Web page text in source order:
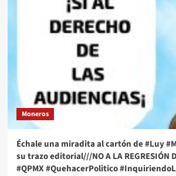
Moneros
Échale una miradita al cartón de #Luy
su trazo editorial///NO A LA REGRESIÓN
#QPMX #QuehacerPolitico